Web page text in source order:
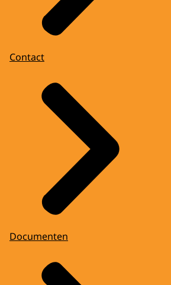
Contact
Documenten